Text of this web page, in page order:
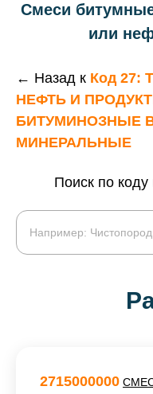
Смеси
или
← Назад к Код 27:
НЕФТЬ И
БИТУМИНОЗНЫЕ
МИНЕРАЛЬНЫЕ
Поиск по
2715000000